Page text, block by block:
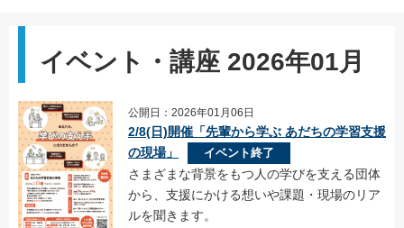
イベント・講座 2026年01月
公開日：2026年01月06日
2/8(日)開催「先輩から学ぶ あだちの学習支援
の現場」
イベント終了
さまざまな背景をもつ人の学びを支える団体
から、支援にかける想いや課題・現場のリア
ルを聞きます。